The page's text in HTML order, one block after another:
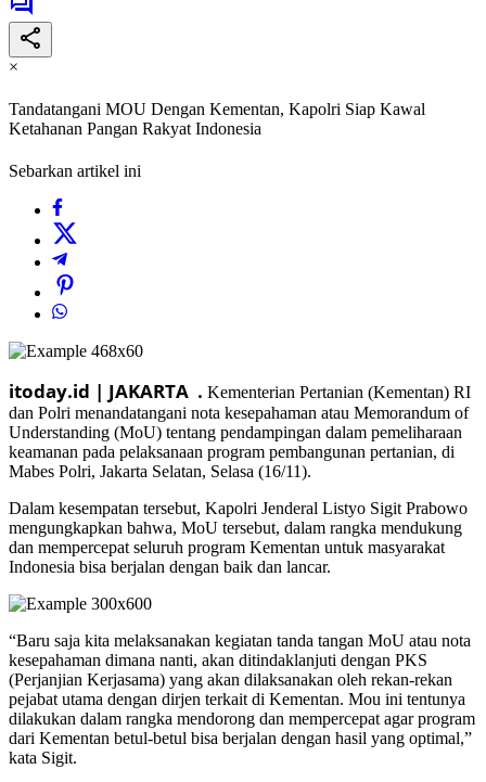
×
Tandatangani MOU Dengan Kementan, Kapolri Siap Kawal
Ketahanan Pangan Rakyat Indonesia
Sebarkan artikel ini
itoday.id | JAKARTA . Kementerian Pertanian (Kementan) RI
dan Polri menandatangani nota kesepahaman atau Memorandum of
Understanding (MoU) tentang pendampingan dalam pemeliharaan
keamanan pada pelaksanaan program pembangunan pertanian, di
Mabes Polri, Jakarta Selatan, Selasa (16/11).
Dalam kesempatan tersebut, Kapolri Jenderal Listyo Sigit Prabowo
mengungkapkan bahwa, MoU tersebut, dalam rangka mendukung
dan mempercepat seluruh program Kementan untuk masyarakat
Indonesia bisa berjalan dengan baik dan lancar.
“Baru saja kita melaksanakan kegiatan tanda tangan MoU atau nota
kesepahaman dimana nanti, akan ditindaklanjuti dengan PKS
(Perjanjian Kerjasama) yang akan dilaksanakan oleh rekan-rekan
pejabat utama dengan dirjen terkait di Kementan. Mou ini tentunya
dilakukan dalam rangka mendorong dan mempercepat agar program
dari Kementan betul-betul bisa berjalan dengan hasil yang optimal,”
kata Sigit.